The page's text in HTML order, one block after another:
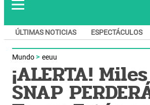
ÚLTIMAS NOTICIAS ESPECTÁCULOS
Mundo eeuu
¡ALERTA!
SNAP